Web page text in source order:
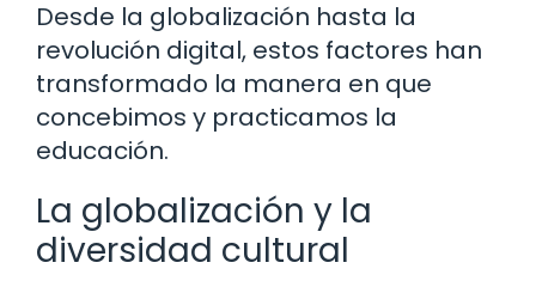
Desde la globalización hasta la
revolución digital, estos factores han
transformado la manera en que
concebimos y practicamos la
educación.
La globalización y la
diversidad cultural